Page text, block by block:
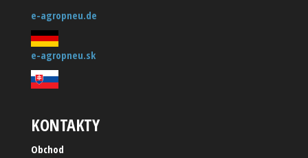
e-agropneu.de
e-agropneu.sk
KONTAKTY
Obchod